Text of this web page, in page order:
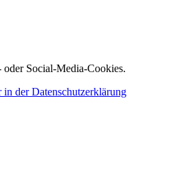
Social-Media-Cookies.
in der Datenschutzerklärung